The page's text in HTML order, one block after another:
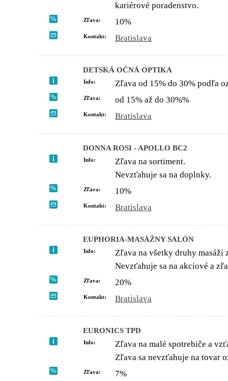
kariérové poradenstvo.
Zľava: 10%
Kontakt: Bratislava
DETSKÁ OČNÁ OPTIKA
Info: Zľava od 15% do 30% podľa
Zľava: od 15% až do 30%%
Kontakt: Bratislava
DONNA ROSI - APOLLO BC2
Info:
Zľava na sortiment.
Nevzťahuje sa na doplnky.
Zľava: 10%
Kontakt: Bratislava
EUPHORIA-MASÁŽNY SALÓN
Info:
Zľava na všetky druhy masáži
Nevzťahuje sa na akciové a
Zľava: 20%
Kontakt: Bratislava
EURONICS TPD
Info:
Zľava na malé spotrebiče a
Zľava sa nevzťahuje na tovar
Zľava: 7%